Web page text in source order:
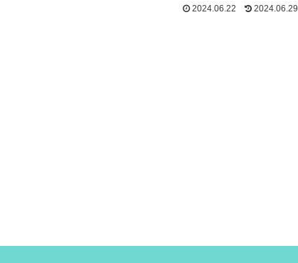
2024.06.22 2024.06.29